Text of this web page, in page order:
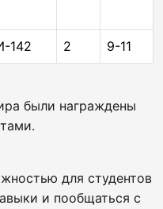
142 2 9-11
были награждены
для студентов
и пообщаться с